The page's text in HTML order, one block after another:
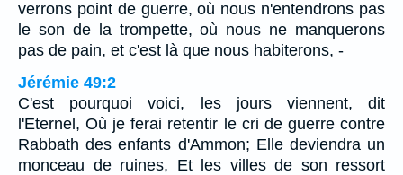
verrons point de guerre, où nous n'entendrons pas
le son de la trompette, où nous ne manquerons
pas de pain, et c'est là que nous habiterons, -
Jérémie 49:2
C'est pourquoi voici, les jours viennent, dit
l'Eternel, Où je ferai retentir le cri de guerre contre
Rabbath des enfants d'Ammon; Elle deviendra un
monceau de ruines, Et les villes de son ressort